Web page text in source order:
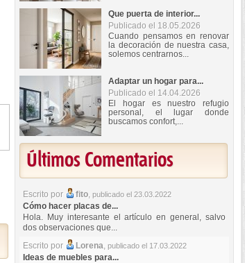
Que puerta de interior...
Publicado el 18.05.2026
Cuando pensamos en renovar
la decoración de nuestra casa,
solemos centrarnos...
Adaptar un hogar para...
Publicado el 14.04.2026
El hogar es nuestro refugio
personal, el lugar donde
buscamos confort,...
Últimos Comentarios
Escrito por fito, publicado el 23.03.2022
Cómo hacer placas de...
Hola. Muy interesante el artículo en general, salvo
dos observaciones que...
Escrito por
Lorena, publicado el 17.03.2022
Ideas de muebles para...